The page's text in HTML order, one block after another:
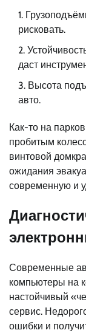
рисковать.
даст
Высота
авто.
Как-то на
пробитым
винтовой
ожидания
современную и
Современные
компьютеры на
настойчивый
сервис.
ошибки и